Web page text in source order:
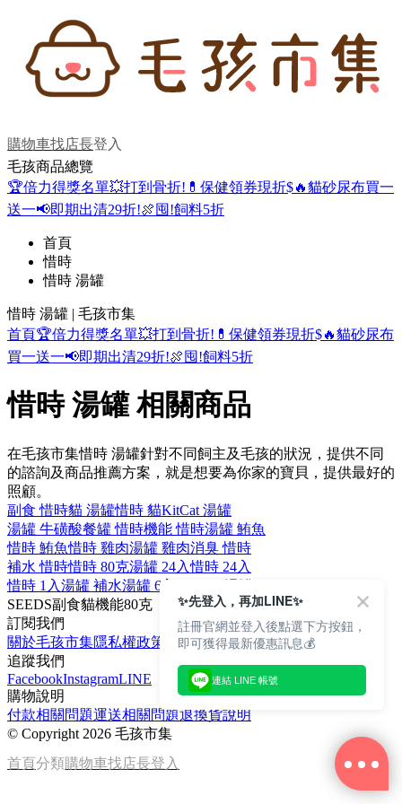
購物車找店長登入
毛孩商品總覽
🏆倍力得獎名單💥打到骨折! 💊保健領券現折$🔥貓砂尿布買一
送一📢即期出清29折!🍖囤!飼料5折
首頁
惜時
惜時 湯罐
惜時 湯罐 | 毛孩市集
首頁🏆倍力得獎名單💥打到骨折! 💊保健領券現折$🔥貓砂尿布
買一送一📢即期出清29折!🍖囤!飼料5折
惜時 湯罐 相關商品
在毛孩市集惜時 湯罐針對不同飼主及毛孩的狀況，提供不同
的諮詢及商品推薦方案，就是想要為你家的寶貝，提供最好的
照顧。
副食 惜時貓 湯罐惜時 貓KitCat 湯罐
湯罐 牛磺酸餐罐 惜時機能 惜時湯罐 鮪魚
惜時 鮪魚惜時 雞肉湯罐 雞肉消臭 惜時
補水 惜時惜時 80克湯罐 24入惜時 24入
惜時 1入湯罐 補水湯罐 6入
SEEDS副食貓機能80克
訂閱我們
關於毛孩市集隱私權政策
文章
追蹤我們
FacebookInstagramLINE
購物說明
付款相關問題運送相關問題退換貨說明
© Copyright 2026 毛孩市集
首頁分類購物車找店長登入
✨先登入，再加LINE✨
註冊官網並登入後點選下方按鈕，
即可獲得最新優惠訊息💰
連結 LINE 帳號